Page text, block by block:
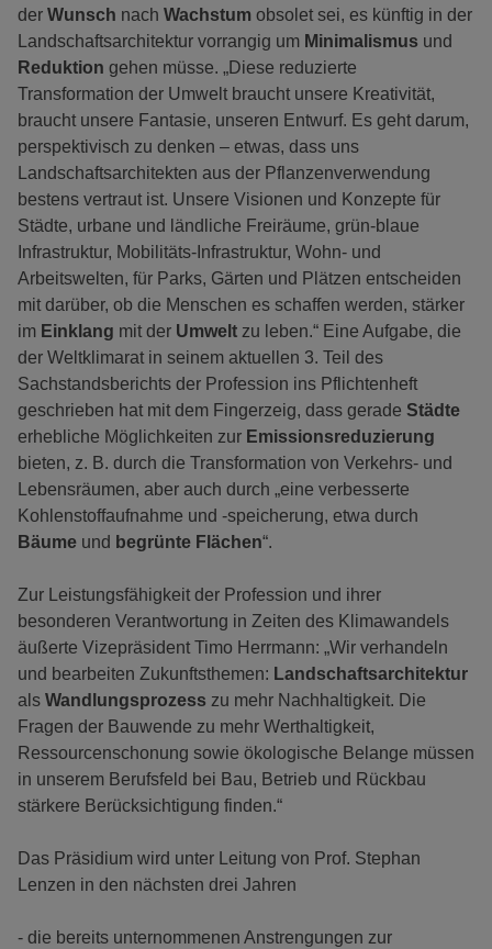
der Wunsch nach Wachstum obsolet sei, es künftig in der
Landschaftsarchitektur vorrangig um Minimalismus und
Reduktion gehen müsse. „Diese reduzierte
Transformation der Umwelt braucht unsere Kreativität,
braucht unsere Fantasie, unseren Entwurf. Es geht darum,
perspektivisch zu denken – etwas, dass uns
Landschaftsarchitekten aus der Pflanzenverwendung
bestens vertraut ist. Unsere Visionen und Konzepte für
Städte, urbane und ländliche Freiräume, grün-blaue
Infrastruktur, Mobilitäts-Infrastruktur, Wohn- und
Arbeitswelten, für Parks, Gärten und Plätzen entscheiden
mit darüber, ob die Menschen es schaffen werden, stärker
im Einklang mit der Umwelt zu leben.“ Eine Aufgabe, die
der Weltklimarat in seinem aktuellen 3. Teil des
Sachstandsberichts der Profession ins Pflichtenheft
geschrieben hat mit dem Fingerzeig, dass gerade Städte
erhebliche Möglichkeiten zur Emissionsreduzierung
bieten, z. B. durch die Transformation von Verkehrs- und
Lebensräumen, aber auch durch „eine verbesserte
Kohlenstoffaufnahme und -speicherung, etwa durch
Bäume und begrünte Flächen“.
Zur Leistungsfähigkeit der Profession und ihrer
besonderen Verantwortung in Zeiten des Klimawandels
äußerte Vizepräsident Timo Herrmann: „Wir verhandeln
und bearbeiten Zukunftsthemen: Landschaftsarchitektur
als Wandlungsprozess zu mehr Nachhaltigkeit. Die
Fragen der Bauwende zu mehr Werthaltigkeit,
Ressourcenschonung sowie ökologische Belange müssen
in unserem Berufsfeld bei Bau, Betrieb und Rückbau
stärkere Berücksichtigung finden.“
Das Präsidium wird unter Leitung von Prof. Stephan
Lenzen in den nächsten drei Jahren
- die bereits unternommenen Anstrengungen zur